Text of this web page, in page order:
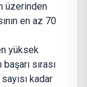
üzerinden
en az 70
yüksek
sırası
kadar